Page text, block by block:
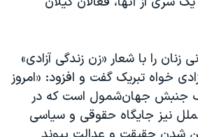
زنان را با شعار «زن زندگی آزادی»
خواه تبریک گفت و افزود: «امروز
جنبش جهان‌شمول است که در
نیز جایگاه حقوقی و سیاسی